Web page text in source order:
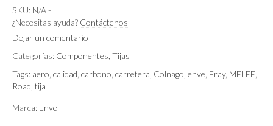
Longitud de Tija
Offset
SKU: N/A-
¿Necesitas ayuda? Contáctenos
Dejar un comentario
Categorías: Componentes, Tijas
Tags: aero, calidad, carbono, carretera, Colnago, enve, Fray, MELEE,
Road, tija
Marca: Enve